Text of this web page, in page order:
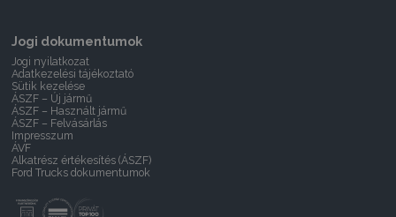
Jogi dokumentumok
Jogi nyilatkozat
Adatkezelési tájékoztató
Sütik kezelése
ÁSZF – Új jármű
ÁSZF – Használt jármű
ÁSZF – Felvásárlás
Impresszum
ÁVF
Alkatrész értékesítés (ÁSZF)
Ford Trucks dokumentumok